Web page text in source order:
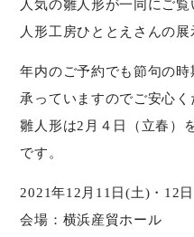
人気の雛人形が一同にご覧
人形工房ひととえさんの展
年内のご予約でも節句の
承っていますのでご安心く
雛人形は2月４日（立春）
です。
2021年12月11日(土)・12
会場：横浜産貿ホール